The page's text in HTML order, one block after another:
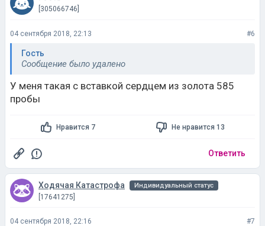
[305066746]
04 сентября 2018, 22:13 #6
Гость
Сообщение было удалено
У меня такая с вставкой сердцем из золота 585
пробы
Нравится 7 Не нравится 13
Ответить
Ходячая Катастрофа Индивидуальный статус
[17641275]
04 сентября 2018, 22:16 #7